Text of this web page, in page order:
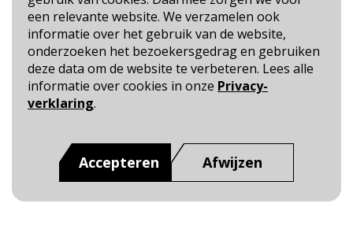
een relevante website. We verzamelen ook
informatie over het gebruik van de website,
onderzoeken het bezoekersgedrag en gebruiken
deze data om de website te verbeteren. Lees alle
informatie over cookies in onze Privacy-
verklaring.
Accepteren Afwijzen
Blijf op de hoogte
Cookie- en Privacybeleid
Toegankelijkheid